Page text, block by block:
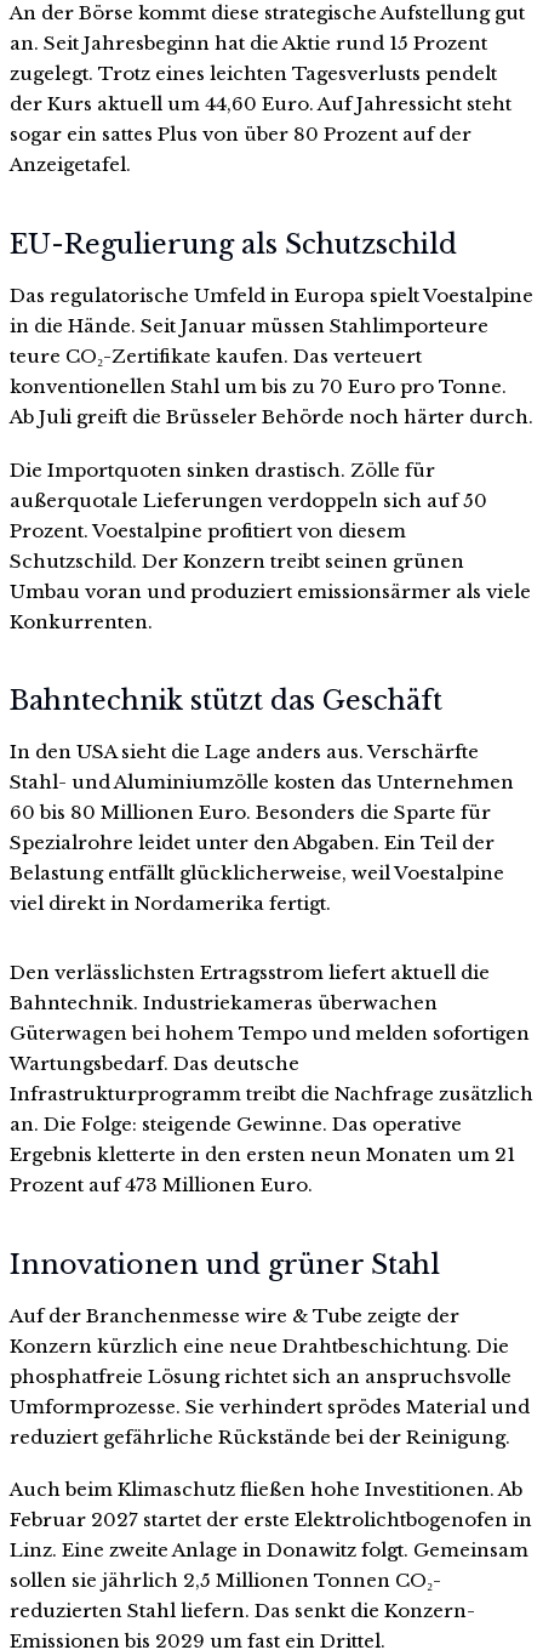
An der Börse kommt diese strategische Aufstellung gut
an. Seit Jahresbeginn hat die Aktie rund 15 Prozent
zugelegt. Trotz eines leichten Tagesverlusts pendelt
der Kurs aktuell um 44,60 Euro. Auf Jahressicht steht
sogar ein sattes Plus von über 80 Prozent auf der
Anzeigetafel.
EU-Regulierung als Schutzschild
Das regulatorische Umfeld in Europa spielt Voestalpine
in die Hände. Seit Januar müssen Stahlimporteure
teure CO₂-Zertifikate kaufen. Das verteuert
konventionellen Stahl um bis zu 70 Euro pro Tonne.
Ab Juli greift die Brüsseler Behörde noch härter durch.
Die Importquoten sinken drastisch. Zölle für
außerquotale Lieferungen verdoppeln sich auf 50
Prozent. Voestalpine profitiert von diesem
Schutzschild. Der Konzern treibt seinen grünen
Umbau voran und produziert emissionsärmer als viele
Konkurrenten.
Bahntechnik stützt das Geschäft
In den USA sieht die Lage anders aus. Verschärfte
Stahl- und Aluminiumzölle kosten das Unternehmen
60 bis 80 Millionen Euro. Besonders die Sparte für
Spezialrohre leidet unter den Abgaben. Ein Teil der
Belastung entfällt glücklicherweise, weil Voestalpine
viel direkt in Nordamerika fertigt.
Den verlässlichsten Ertragsstrom liefert aktuell die
Bahntechnik. Industriekameras überwachen
Güterwagen bei hohem Tempo und melden sofortigen
Wartungsbedarf. Das deutsche
Infrastrukturprogramm treibt die Nachfrage zusätzlich
an. Die Folge: steigende Gewinne. Das operative
Ergebnis kletterte in den ersten neun Monaten um 21
Prozent auf 473 Millionen Euro.
Innovationen und grüner Stahl
Auf der Branchenmesse wire & Tube zeigte der
Konzern kürzlich eine neue Drahtbeschichtung. Die
phosphatfreie Lösung richtet sich an anspruchsvolle
Umformprozesse. Sie verhindert sprödes Material und
reduziert gefährliche Rückstände bei der Reinigung.
Auch beim Klimaschutz fließen hohe Investitionen. Ab
Februar 2027 startet der erste Elektrolichtbogenofen in
Linz. Eine zweite Anlage in Donawitz folgt. Gemeinsam
sollen sie jährlich 2,5 Millionen Tonnen CO₂-
reduzierten Stahl liefern. Das senkt die Konzern-
Emissionen bis 2029 um fast ein Drittel.